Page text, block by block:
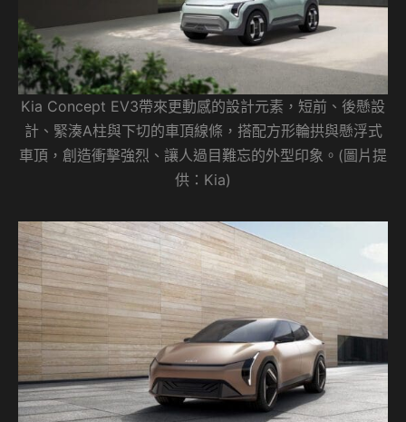
Kia Concept EV3帶來更動感的設計元素，短前、後懸設
計、緊湊A柱與下切的車頂線條，搭配方形輪拱與懸浮式
車頂，創造衝擊強烈、讓人過目難忘的外型印象。(圖片提
供：Kia)